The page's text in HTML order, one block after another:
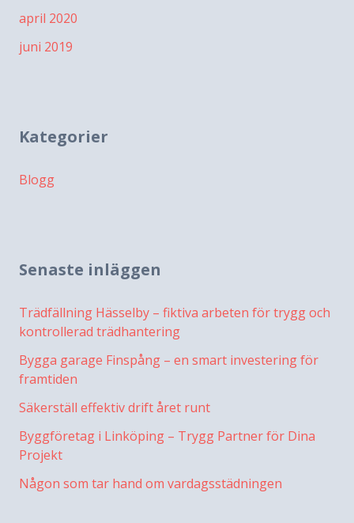
april 2020
juni 2019
Kategorier
Blogg
Senaste inläggen
Trädfällning Hässelby – fiktiva arbeten för trygg och
kontrollerad trädhantering
Bygga garage Finspång – en smart investering för
framtiden
Säkerställ effektiv drift året runt
Byggföretag i Linköping – Trygg Partner för Dina
Projekt
Någon som tar hand om vardagsstädningen